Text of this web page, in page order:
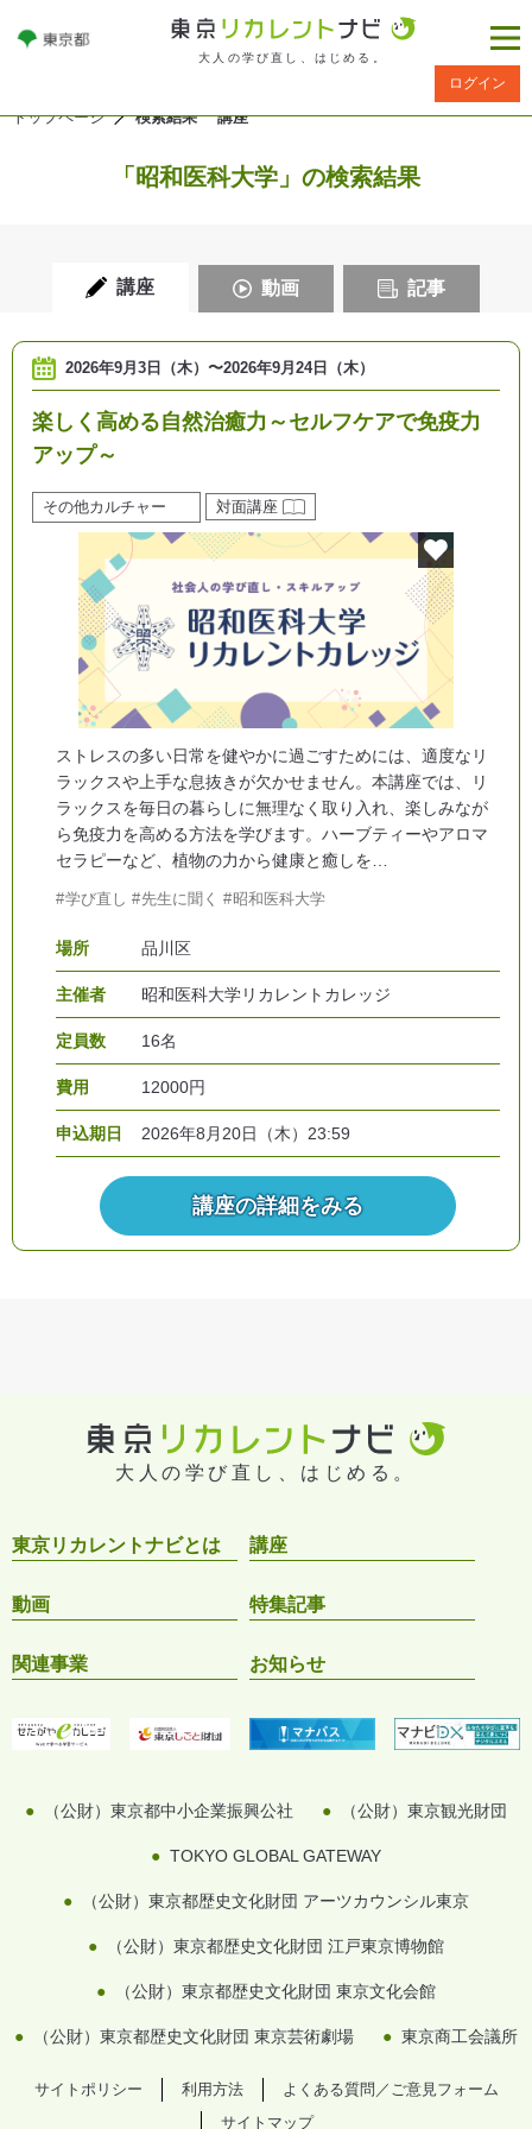
大人の学び直し、はじめる。
ログイン
トップページ 検索結果 講座
「昭和医科大学」の検索結果
講座 動画 記事
2026年9月3日（木） 〜2026年9月24日（木）
楽しく高める自然治癒力～セルフケアで免疫力
アップ～
その他カルチャー 対面講座
ストレスの多い日常を健やかに過ごすためには、適度なリ
ラックスや上手な息抜きが欠かせません。本講座では、リ
ラックスを毎日の暮らしに無理なく取り入れ、楽しみなが
ら免疫力を高める方法を学びます。ハーブティーやアロマ
セラピーなど、植物の力から健康と癒しを…
学び直し 先生に聞く 昭和医科大学
場所 品川区
主催者 昭和医科大学リカレントカレッジ
定員数 16名
費用 12000円
申込期日 2026年8月20日（木）23:59
講座の詳細をみる
大人の学び直し、はじめる。
東京リカレントナビとは 講座
動画 特集記事
関連事業 お知らせ
（公財）東京都中小企業振興公社 （公財）東京観光財団
TOKYO GLOBAL GATEWAY
（公財）東京都歴史文化財団 アーツカウンシル東京
（公財）東京都歴史文化財団 江戸東京博物館
（公財）東京都歴史文化財団 東京文化会館
（公財）東京都歴史文化財団 東京芸術劇場 東京商工会議所
サイトポリシー 利用方法
よくある質問／ご意見フォーム
サイトマップ